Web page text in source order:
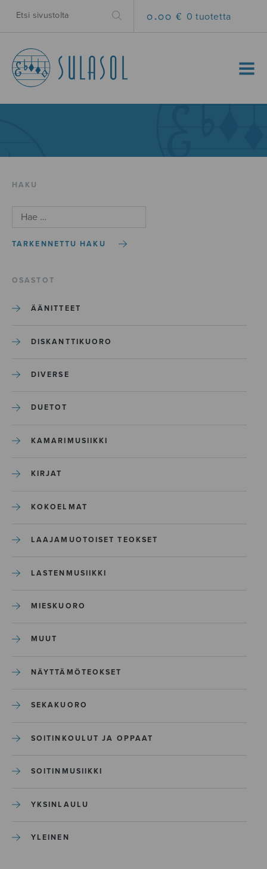
0.00 € 0 tuotetta
MENU
HAKU
TARKENNETTU HAKU
OSASTOT
ÄÄNITTEET
DISKANTTIKUORO
DIVERSE
DUETOT
KAMARIMUSIIKKI
KIRJAT
KOKOELMAT
LAAJAMUOTOISET TEOKSET
LASTENMUSIIKKI
MIESKUORO
MUUT
NÄYTTÄMÖTEOKSET
SEKAKUORO
SOITINKOULUT JA OPPAAT
SOITINMUSIIKKI
YKSINLAULU
YLEINEN